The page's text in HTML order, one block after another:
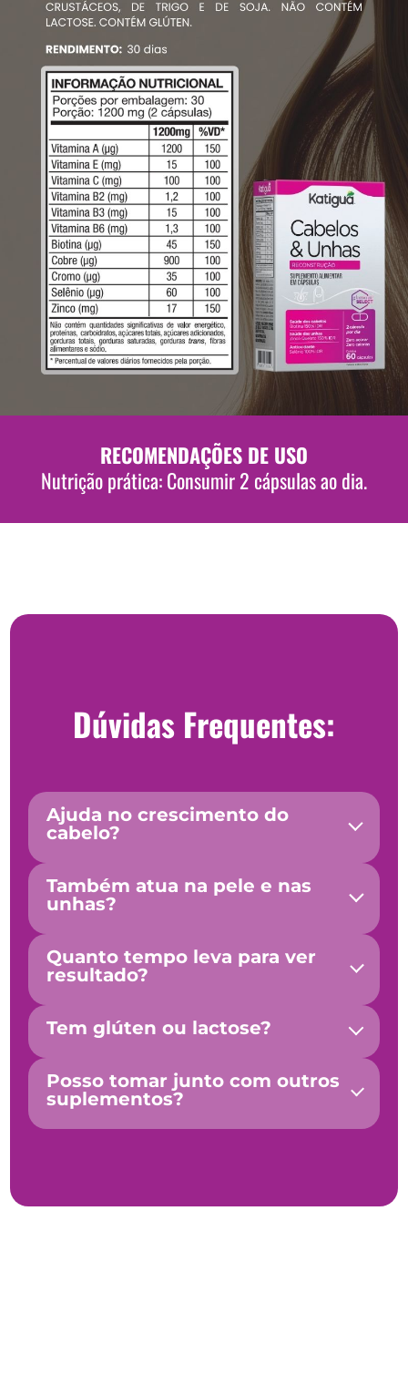
RECOMENDAÇÕES DE USO
Nutrição prática: Consumir 2 cápsulas ao dia.
Dúvidas Frequentes:
Ajuda no crescimento do
cabelo?
Também atua na pele e nas
unhas?
Quanto tempo leva para ver
resultado?
Tem glúten ou lactose?
Posso tomar junto com outros
suplementos?